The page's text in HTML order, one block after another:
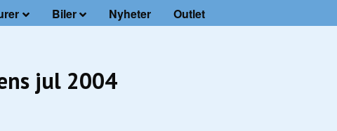
Biler Nyheter Outlet
jul 2004